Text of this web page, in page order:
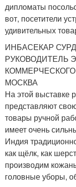
дипломаты
вот, посетители
удивительных
ИНБАСЕКАР
РУКОВОДИТЕЛЬ
МОСКВА
На этой выставке
представляют
товары ручной
имеет очень
Индия
как щёлк, как
производим
головные уборы,